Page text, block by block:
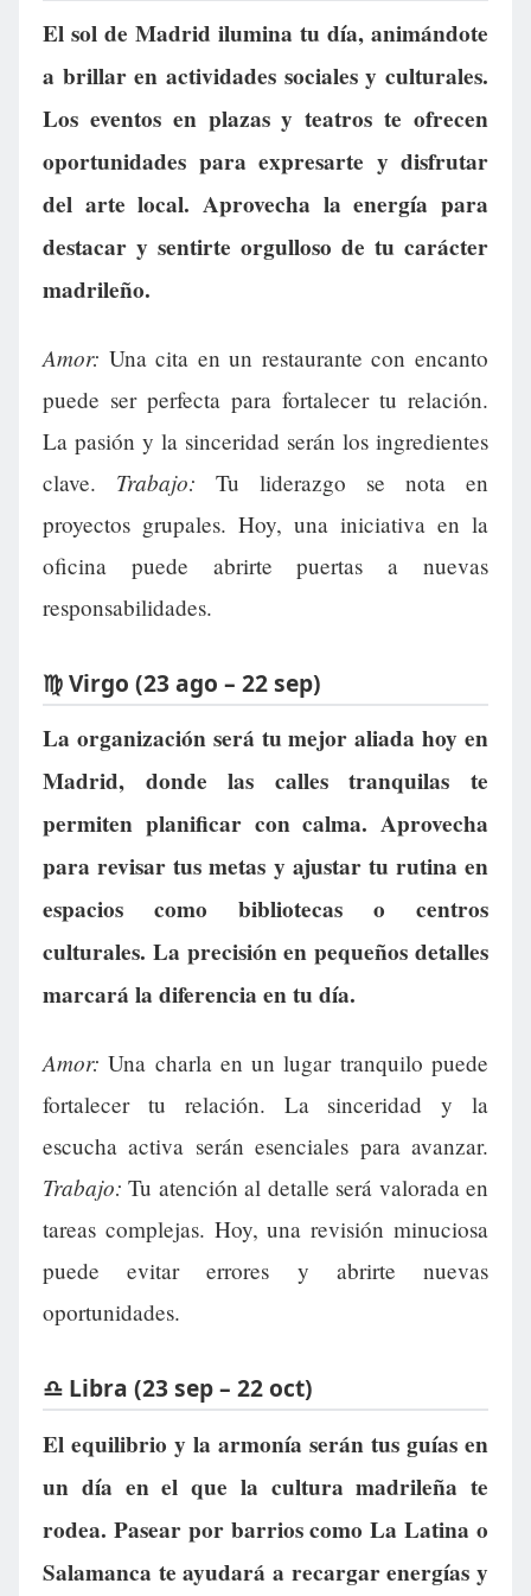
El sol de Madrid ilumina tu día, animándote
a brillar en actividades sociales y culturales.
Los eventos en plazas y teatros te ofrecen
oportunidades para expresarte y disfrutar
del arte local. Aprovecha la energía para
destacar y sentirte orgulloso de tu carácter
madrileño.
Amor: Una cita en un restaurante con encanto
puede ser perfecta para fortalecer tu relación.
La pasión y la sinceridad serán los ingredientes
clave. Trabajo: Tu liderazgo se nota en
proyectos grupales. Hoy, una iniciativa en la
oficina puede abrirte puertas a nuevas
responsabilidades.
♍ Virgo (23 ago – 22 sep)
La organización será tu mejor aliada hoy en
Madrid, donde las calles tranquilas te
permiten planificar con calma. Aprovecha
para revisar tus metas y ajustar tu rutina en
espacios como bibliotecas o centros
culturales. La precisión en pequeños detalles
marcará la diferencia en tu día.
Amor: Una charla en un lugar tranquilo puede
fortalecer tu relación. La sinceridad y la
escucha activa serán esenciales para avanzar.
Trabajo: Tu atención al detalle será valorada en
tareas complejas. Hoy, una revisión minuciosa
puede evitar errores y abrirte nuevas
oportunidades.
♎ Libra (23 sep – 22 oct)
El equilibrio y la armonía serán tus guías en
un día en el que la cultura madrileña te
rodea. Pasear por barrios como La Latina o
Salamanca te ayudará a recargar energías y